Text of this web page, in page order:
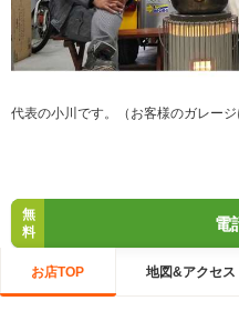
代表の小川です。（お客様のガレージ
無
料
電
お店TOP 地図&アクセス